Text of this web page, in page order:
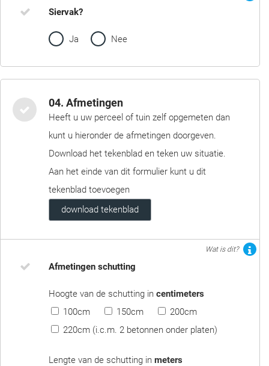
Siervak?
Ja Nee
04. Afmetingen
Heeft u uw perceel of tuin zelf opgemeten dan
kunt u hieronder de afmetingen doorgeven.
Download het tekenblad en teken uw situatie.
Aan het einde van dit formulier kunt u dit
tekenblad toevoegen
download tekenblad
Wat is dit?
Afmetingen schutting
Hoogte van de schutting in centimeters
100cm
150cm
200cm
220cm (i.c.m. 2 betonnen onder platen)
Lengte van de schutting in meters